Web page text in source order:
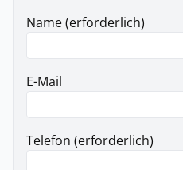
Name (erforderlich)
E-Mail
Telefon (erforderlich)